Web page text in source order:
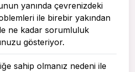
yanında çevrenizdeki
ile birebir yakından
ne kadar sorumluluk
gösteriyor.
sahip olmanız nedeni ile